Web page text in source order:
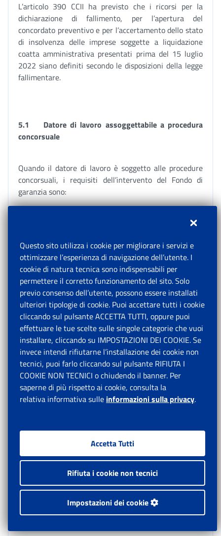
L’articolo 390 CCII ha previsto che i ricorsi per la
dichiarazione di fallimento, per l’apertura del
concordato preventivo e per l’accertamento dello stato
di insolvenza delle imprese soggette a liquidazione
coatta amministrativa presentati prima del 15 luglio
2022 siano definiti secondo le disposizioni della legge
fallimentare.
5.1
Datore di lavoro assoggettabile a procedura
concorsuale
Quando il datore di lavoro è soggetto alle procedure
concorsuali, i requisiti dell’intervento del Fondo di
garanzia sono:
C. l’esistenza del credito per TFR/retribuzioni rimasto
insoluto.
A.Cessazione del rapporto di lavoro subordinato
La garanzia del Fondo opera indipendentemente dalla
causa che ha determinato la cessazione del rapporto:
dimissioni, licenziamento, accordo di risoluzione o
scadenza del termine in caso di contratto a tempo
determinato.
cessazione del rapporto di lavoro, che deve intervenire
quindi nei modi indicati dalla legge.
L’articolo 2119 c.c., nel testo in vigore sino 15 luglio
2022, prevedeva che: “Non costituisce giusta causa di
risoluzione del contratto il fallimento dell'imprenditore o la
liquidazione coatta amministrativa dell'azienda
Questo sito utilizza i cookie per migliorare i servizi e
ottimizzare l’esperienza di navigazione dell’utente. I
cookie di natura tecnica sono indispensabili per
permettere il corretto funzionamento del sito. Solo
previo consenso dell’utente, possono essere installati
ulteriori tipologie di cookie. Puoi accettare tutti i cookie
cliccando sul pulsante ACCETTA TUTTI, oppure puoi
effettuare le tue scelte sulle singole categorie che vuoi
installare, cliccando su IMPOSTAZIONI DEI COOKIE. Se
invece intendi rifiutarne l’installazione dei cookie non
tecnici, puoi farlo cliccando sul pulsante RIFIUTA I
COOKIE NON TECNICI o chiudendo il banner. Per
saperne di più rispetto ai cookie, consulta la
relativa informativa sulle informazioni sulla privacy.
Accetta Tutti
Rifiuta i cookie non tecnici
Impostazioni dei cookie